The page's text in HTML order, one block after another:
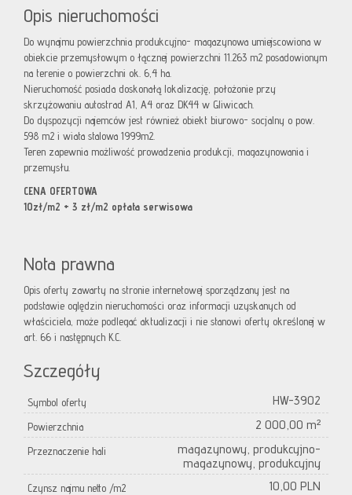
Opis nieruchomości
Do wynajmu powierzchnia produkcyjno- magazynowa umiejscowiona w
obiekcie przemysłowym o łącznej powierzchni 11.263 m2 posadowionym
na terenie o powierzchni ok. 6,4 ha.
Nieruchomość posiada doskonałą lokalizację, położonie przy
skrzyżowaniu autostrad A1, A4 oraz DK44 w Gliwicach.
Do dyspozycji najemców jest również obiekt biurowo- socjalny o pow.
598 m2 i wiata stalowa 1999m2.
Teren zapewnia możliwość prowadzenia produkcji, magazynowania i
przemysłu.
CENA OFERTOWA
10zł/m2 + 3 zł/m2 opłata serwisowa
Nota prawna
Opis oferty zawarty na stronie internetowej sporządzany jest na
podstawie oględzin nieruchomości oraz informacji uzyskanych od
właściciela, może podlegać aktualizacji i nie stanowi oferty określonej w
art. 66 i następnych K.C.
Szczegóły
Symbol oferty HW-3902
Powierzchnia 2 000,00 m²
Przeznaczenie hali
magazynowy, produkcyjno-
magazynowy, produkcyjny
Czynsz najmu netto /m2 10,00 PLN